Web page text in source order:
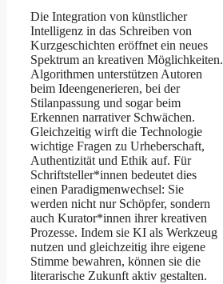
Die Integration von künstlicher
Intelligenz in das Schreiben von
Kurzgeschichten eröffnet ein neues
Spektrum an kreativen Möglichkeiten.
Algorithmen unterstützen Autoren
beim Ideengenerieren, bei der
Stilanpassung und sogar beim
Erkennen narrativer Schwächen.
Gleichzeitig wirft die Technologie
wichtige Fragen zu Urheberschaft,
Authentizität und Ethik auf. Für
Schriftsteller*innen bedeutet dies
einen Paradigmenwechsel: Sie
werden nicht nur Schöpfer, sondern
auch Kurator*innen ihrer kreativen
Prozesse. Indem sie KI als Werkzeug
nutzen und gleichzeitig ihre eigene
Stimme bewahren, können sie die
literarische Zukunft aktiv gestalten.